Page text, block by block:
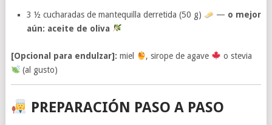
3 ½ cucharadas de mantequilla derretida (50 g) — o mejor
aún: aceite de oliva
[Opcional para endulzar]: miel , sirope de agave
o stevia
(al gusto)
PREPARACIÓN PASO A PASO